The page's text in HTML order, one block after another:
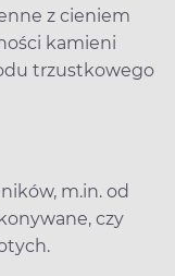
z cieniem
kamieni
trzustkowego
m.in. od
czy